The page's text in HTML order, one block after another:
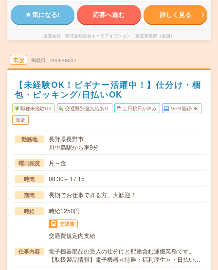
気になる! 応募へ進む 詳しく見る
派遣会社 株式会社綜合キャリアオプション 製造事業部（全国）
未読 掲載日 2026/08/07
【未経験OK！ビギナー活躍中！】仕分け・梱
包・ピッキング/日払いOK
職種未経験OK 交通費別途支給あり 土日祝日が休み WEB登録OK
派遣
勤務地
長野県長野市
川中島駅から車9分
曜日頻度 月～金
時間 08:30～17:15
期間 長期でお仕事できる方、大歓迎！
時給 時給1250円
交通費
交通費規定内支給
仕事内容
電子機器部品の受入の仕分けと配達含む運搬業務です。
【取扱製品情報】電子機器≪待遇・福利厚生≫・日払い…